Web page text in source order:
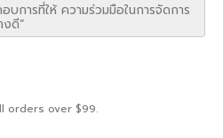
บการที่ให้ ความร่วมมือในการจัดการ
ดี”
orders over $99.